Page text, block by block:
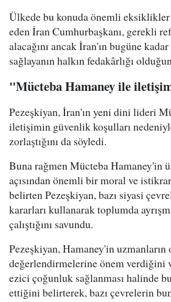
Ülkede bu konuda önemli
eden İran Cumhurbaşkanı, gerekli
alacağını ancak İran'ın bugüne
sağlayanın halkın fedakârlığı
"Mücteba Hamaney ile
Pezeşkiyan, İran'ın yeni dini lideri
iletişimin güvenlik koşulları
zorlaştığını da söyledi.
Buna rağmen Mücteba Hamaney'in
açısından önemli bir moral ve
belirten Pezeşkiyan, bazı siyasi
kararları kullanarak toplumda
çalıştığını savundu.
Pezeşkiyan, Hamaney'in uzmanların
değerlendirmelerine önem verdiğini
ezici çoğunluk sağlanması halinde
ettiğini belirterek, bazı çevrelerin